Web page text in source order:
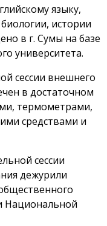
языку,
истории
в г. Сумы на базе
университета.
сессии внешнего
в достаточном
термометрами,
средствами и
сессии
дежурили
Национальной